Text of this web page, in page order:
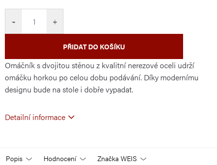
+
−
PŘIDAT DO KOŠÍKU
Omáčník s dvojitou stěnou z kvalitní nerezové oceli udrží
omáčku horkou po celou dobu podávání. Díky modernímu
designu bude na stole i dobře vypadat.
Detailní informace
Popis Hodnocení Značka WEIS